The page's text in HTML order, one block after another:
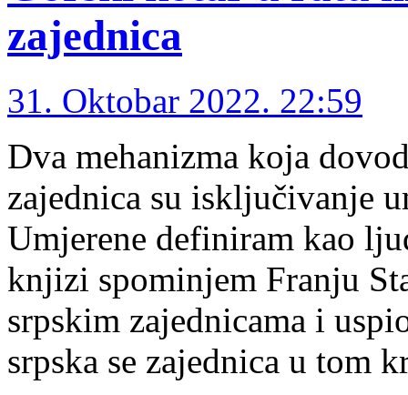
zajednica
31. Oktobar 2022. 22:59
Dva mehanizma koja
zajednica su isključivanje
Umjerene definiram kao
knjizi spominjem Franju
srpskim zajednicama i
srpska se zajednica u tom